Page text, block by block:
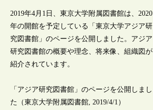
2019年4月1日、東京大学附属図書館は、2020
年の開館を予定している「東京大学アジア研
究図書館」のページを公開しました。アジア
研究図書館の概要や理念、将来像、組織図が
紹介されています。
「アジア研究図書館」のページを公開しまし
た（東京大学附属図書館, 2019/4/1）